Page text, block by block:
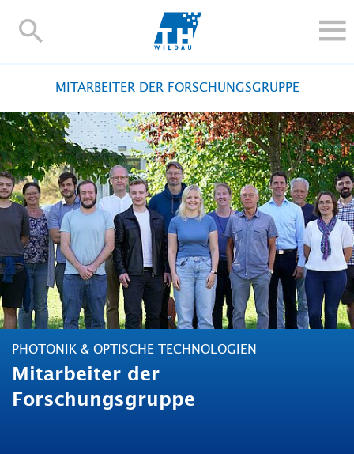
TH-
FORSCHUNG UND TRANSFER
ALUMNI
HOCHSCHULE
INTERNATIONAL
BESCHÄFTIGTE
Blogs Kontakt und Anfahrt Webmail Moodle
TH Online-Portal Personensuche English
MITARBEITER DER FORSCHUNGSGRUPPE
PHOTONIK & OPTISCHE TECHNOLOGIEN
Mitarbeiter der
Forschungsgruppe